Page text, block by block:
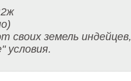
своих земель индейцев,
условия.